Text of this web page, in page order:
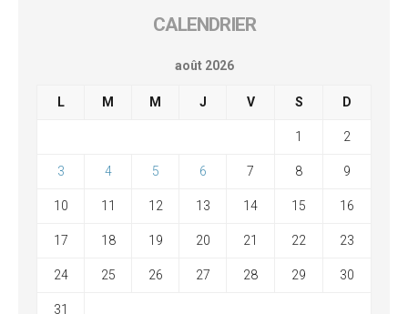
CALENDRIER
août 2026
L M M J V S D
1 2
3 4 5 6 7 8 9
10 11 12 13 14 15 16
17 18 19 20 21 22 23
24 25 26 27 28 29 30
31